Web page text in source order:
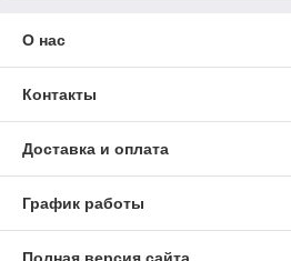
О нас
Контакты
Доставка и оплата
График работы